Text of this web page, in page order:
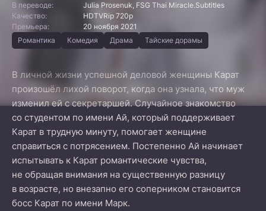
В переводе:
Julia Prosenuk, FSG Thai Miracle.Subtitles
Качество:
HDTVRip 720p
Премьера:
20 ноября 2021
Романтика
Комедия Драма Тайские дорамы
В личной жизни успешной деловой женщины Карат
произошёл лихой поворот, когда она узнала, что муж
изменил ей с секретаршей. Случайное знакомство
со студентом по имени Ай, который поддерживает
Карат в трудную минуту, помогает женщине
справиться с потрясением. Постепенно Ай начинает
испытывать к Карат романтические чувства,
не обращая внимания на существенную разницу
в возрасте, но внезапно его соперником становится
босс Карат по имени Марк.